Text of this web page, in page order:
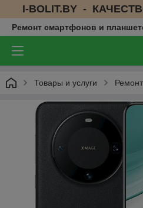
I-BOLIT.BY -
Ремонт смартфонов и
Товары и услуги